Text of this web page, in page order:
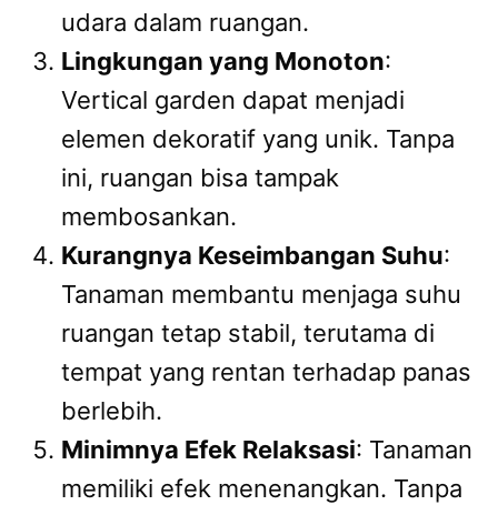
udara dalam ruangan.
Lingkungan yang Monoton:
Vertical garden dapat menjadi
elemen dekoratif yang unik. Tanpa
ini, ruangan bisa tampak
membosankan.
Kurangnya Keseimbangan Suhu:
Tanaman membantu menjaga suhu
ruangan tetap stabil, terutama di
tempat yang rentan terhadap panas
berlebih.
Minimnya Efek Relaksasi: Tanaman
memiliki efek menenangkan. Tanpa